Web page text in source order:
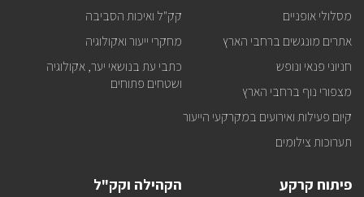
מסלולי אופניים
אתרים מונגשים ברחבי הארץ
חניוני פנאי ונופש
מצפורי נוף ברחבי הארץ
קיום פעילות ואירועים במקרקעי הייעור
תערוכות צילומים
קק"ל ואיכות הסביבה
מחקרי ייעור ואקולוגיה
כתבי עת בנושאי יער, אקולוגיה
ושטחים פתוחים
פיתוח קרקע הקהילה וקק"ל